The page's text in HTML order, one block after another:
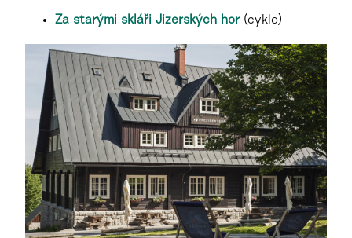
Za starými skláři Jizerských hor (cyklo)